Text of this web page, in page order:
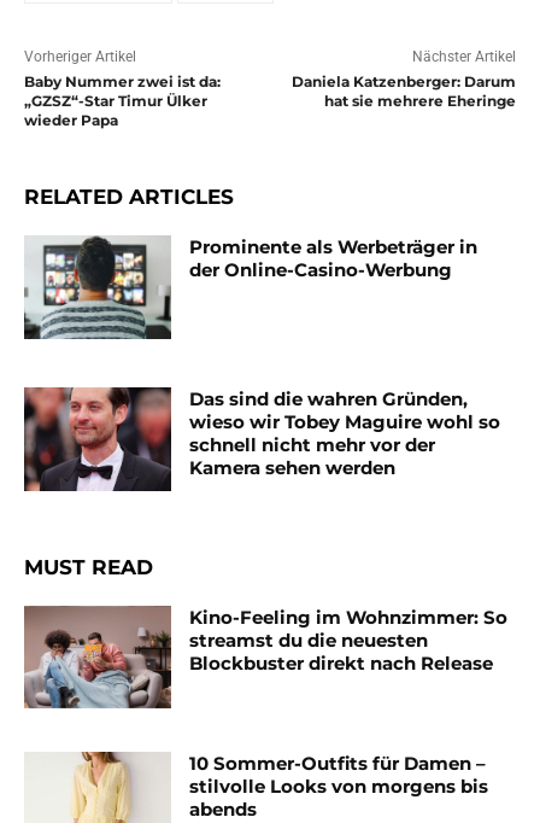
Vorheriger Artikel
Baby Nummer zwei ist da:
„GZSZ“-Star Timur Ülker
wieder Papa
Nächster Artikel
Daniela Katzenberger: Darum
hat sie mehrere Eheringe
RELATED ARTICLES
Prominente als Werbeträger in
der Online-Casino-Werbung
Das sind die wahren Gründen,
wieso wir Tobey Maguire wohl so
schnell nicht mehr vor der
Kamera sehen werden
MUST READ
Kino-Feeling im Wohnzimmer: So
streamst du die neuesten
Blockbuster direkt nach Release
10 Sommer-Outfits für Damen –
stilvolle Looks von morgens bis
abends